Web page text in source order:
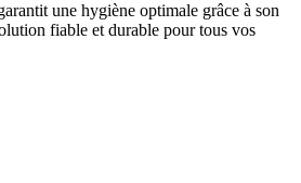
une hygiène optimale grâce à son
fiable et durable pour tous vos